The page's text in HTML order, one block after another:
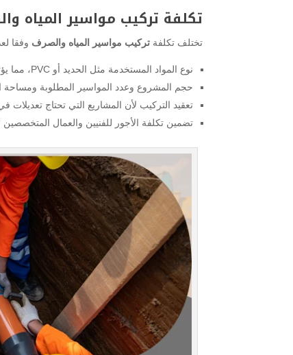
تكلفة تركيب مواسير المياه
تختلف تكلفة تركيب مواسير المياه والصرف وفقا
نوع المواد المستخدمة مثل الحديد أو PVC، مما يؤثر بالتأكيد على التكلفة.
حجم المشروع وعدد المواسير المطلوبة ومساحة
تعقيد التركيب لأن المشاريع التي تحتاج تعديلات
تضمين تكلفة الأجور للفنيين والعمال